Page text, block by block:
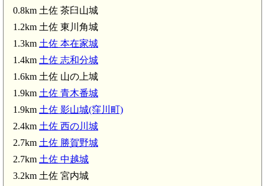
窪川駅(4.2km)
古渓山城(4.7km)
0.8km 土佐 茶臼山城
1.2km 土佐 東川角城
1.3km 土佐 本在家城
1.4km 土佐 志和分城
1.6km 土佐 山の上城
1.9km 土佐 青木番城
1.9km 土佐 影山城(窪川町)
2.4km 土佐 西の川城
2.7km 土佐 勝賀野城
2.7km 土佐 中越城
3.2km 土佐 宮内城